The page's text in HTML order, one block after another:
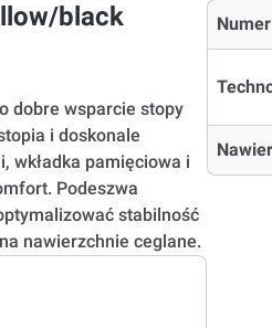
black
dobre wsparcie stopy
i doskonale
wkładka pamięciowa i
Podeszwa
stabilność
nawierzchnie ceglane.